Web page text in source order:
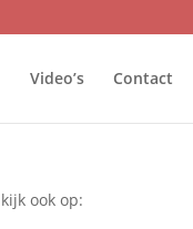
Video’s Contact
kijk ook op: